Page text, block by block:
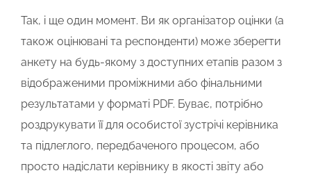
Так, і ще один момент. Ви як організатор оцінки (а
також оцінювані та респонденти) може зберегти
анкету на будь-якому з доступних етапів разом з
відображеними проміжними або фінальними
результатами у форматі PDF. Буває, потрібно
роздрукувати її для особистої зустрічі керівника
та підлеглого, передбаченого процесом, або
просто надіслати керівнику в якості звіту або